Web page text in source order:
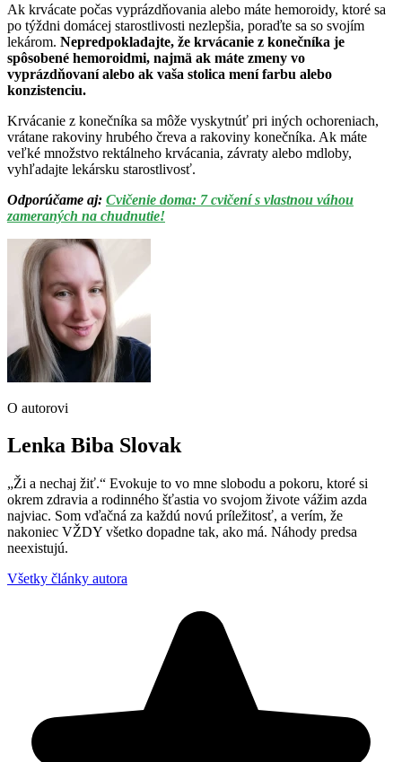
Ak krvácate počas vyprázdňovania alebo máte hemoroidy, ktoré sa
po týždni domácej starostlivosti nezlepšia, poraďte sa so svojím
lekárom. Nepredpokladajte, že krvácanie z konečníka je
spôsobené hemoroidmi, najmä ak máte zmeny vo
vyprázdňovaní alebo ak vaša stolica mení farbu alebo
konzistenciu.
Krvácanie z konečníka sa môže vyskytnúť pri iných ochoreniach,
vrátane rakoviny hrubého čreva a rakoviny konečníka. Ak máte
veľké množstvo rektálneho krvácania, závraty alebo mdloby,
vyhľadajte lekársku starostlivosť.
Odporúčame aj: Cvičenie doma: 7 cvičení s vlastnou váhou
zameraných na chudnutie!
O autorovi
Lenka Biba Slovak
„Ži a nechaj žiť.“ Evokuje to vo mne slobodu a pokoru, ktoré si
okrem zdravia a rodinného šťastia vo svojom živote vážim azda
najviac. Som vďačná za každú novú príležitosť, a verím, že
nakoniec VŽDY všetko dopadne tak, ako má. Náhody predsa
neexistujú.
Všetky články autora